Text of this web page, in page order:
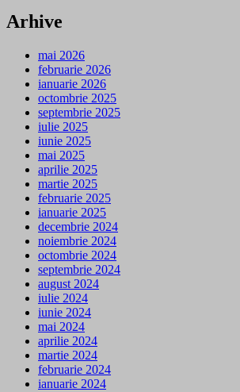
Arhive
mai 2026
februarie 2026
ianuarie 2026
octombrie 2025
septembrie 2025
iulie 2025
iunie 2025
mai 2025
aprilie 2025
martie 2025
februarie 2025
ianuarie 2025
decembrie 2024
noiembrie 2024
octombrie 2024
septembrie 2024
august 2024
iulie 2024
iunie 2024
mai 2024
aprilie 2024
martie 2024
februarie 2024
ianuarie 2024